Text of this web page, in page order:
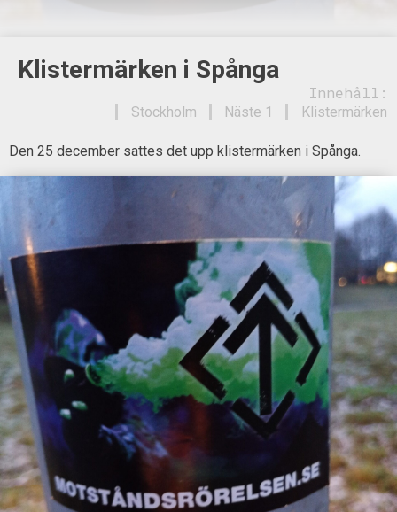
Klistermärken i Spånga
Innehåll:
Klistermärken
Näste 1
Stockholm
Den 25 december sattes det upp klistermärken i Spånga.